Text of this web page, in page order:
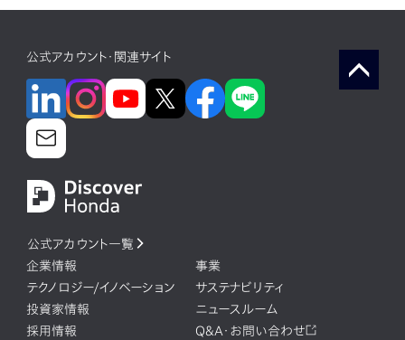
公式アカウント・関連サイト
公式アカウント一覧
企業情報
事業
テクノロジー/イノベーション
サステナビリティ
投資家情報
ニュースルーム
採用情報
Q&A・お問い合わせ